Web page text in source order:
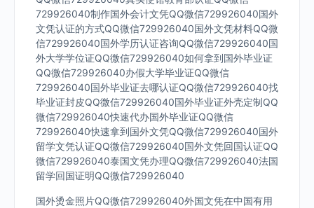
729926040制作国外会计文凭QQ微信729926040国外
文凭认证的方式QQ微信729926040国外文凭材料QQ微
信729926040国外学历认证咨询QQ微信729926040国
外大学学位证QQ微信729926040如何拿到国外毕业证
QQ微信729926040办假大学毕业证QQ微信
729926040国外毕业证去哪认证QQ微信729926040找
毕业证封皮QQ微信729926040国外毕业证外壳定制QQ
微信729926040快速代办国外毕业证QQ微信
729926040快速拿到国外文凭QQ微信729926040国外
留学文凭认证QQ微信729926040国外文凭回国认证QQ
微信729926040泰国文凭办理QQ微信729926040法国
留学回国证明QQ微信729926040
国外烫金照片QQ微信729926040外国文凭在中国有用